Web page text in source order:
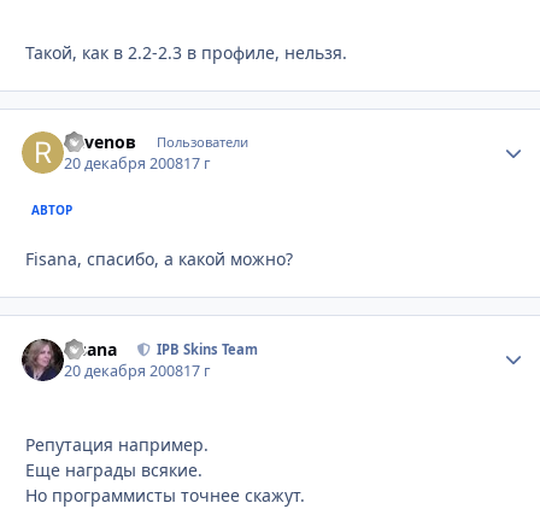
Такой, как в 2.2-2.3 в профиле, нельзя.
Ravenов Пользователи
20 декабря 200817 г
АВТОР
Fisana, спасибо, а какой можно?
Fisana IPB Skins Team
20 декабря 200817 г
Репутация например.
Еще награды всякие.
Но программисты точнее скажут.